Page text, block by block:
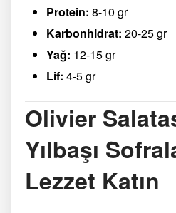
Protein: 8-10 gr
Karbonhidrat: 20-25 gr
Yağ: 12-15 gr
Lif: 4-5 gr
Olivier
Yılbaşı
Lezzet Katın